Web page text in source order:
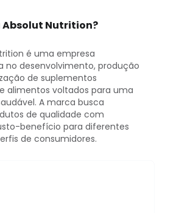
Absolut Nutrition?
é uma empresa
no desenvolvimento, produção
de suplementos
alimentos voltados para uma
A marca busca
de qualidade com
benefício para diferentes
de consumidores.